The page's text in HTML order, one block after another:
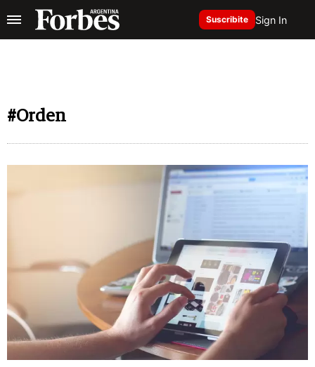
Suscribite Sign In
#Orden